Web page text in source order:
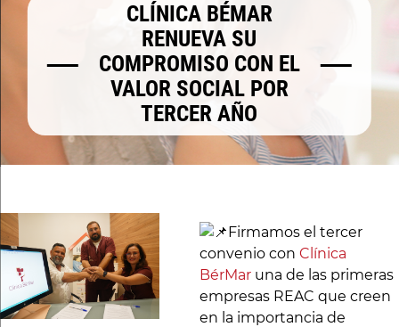
CLÍNICA BÉMAR
RENUEVA SU
COMPROMISO CON EL
VALOR SOCIAL POR
TERCER AÑO
Firmamos el tercer
convenio con Clínica
BérMar una de las primeras
empresas REAC que creen
en la importancia de